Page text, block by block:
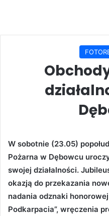
W sobotnie (23.05)
Pożarna w Dębowcu
swojej działalności.
okazją do przekazania
nadania odznaki
Podkarpacia”, wręczenia